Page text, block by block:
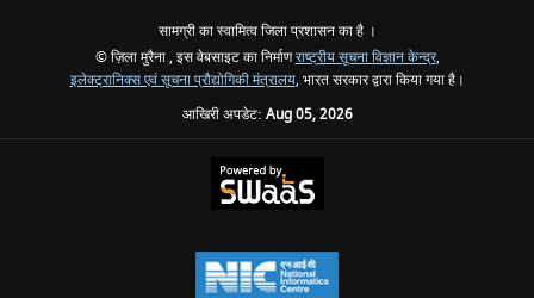
सामग्री का स्वामित्व जिला प्रशासन का है ।
© ज़िला मुरैना , इस वेबसाइट का निर्माणराष्ट्रीय सूचना विज्ञान केन्द्र,
इलेक्ट्रानिक्स एवं सूचना प्रौद्योगिकी मंत्रालय, भारत सरकार द्वारा किया गया है।
आखिरी अपडेट: Aug 05, 2026